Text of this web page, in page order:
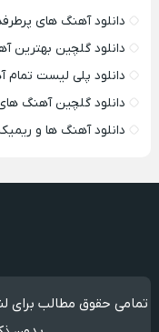
دانلود آهنگ های
دانلود گلچین بهترین
دانلود پلی لیست تمام
دانلود گلچین آهنگ
دانلود آهنگ ها و
تمامی حقوق مطالب برای